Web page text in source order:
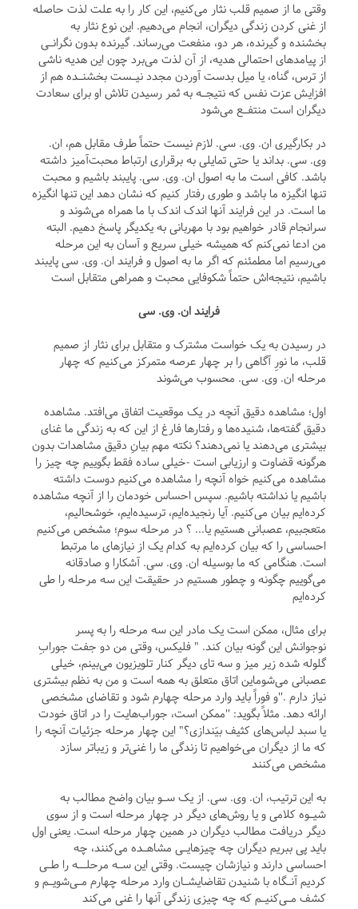
وقتی ما از صمیم قلب نثار می‌کنیم، این کار را به علت لذت حاصله
از غنی کردن زندگی دیگران، انجام می‌دهیم. این نوع نثار به
بخشنده و گیرنده، هر دو، منفعت می‌رساند. گیرنده بدون نگرانـی
از پیامدهای احتمالی هدیه، از آن لذت می‌برد چون این هدیه ناشی
از ترس، گناه، یا میل بدست آوردن مجدد نیـست بخشنـده هم از
افزایش عزت نفس که نتیجـه به ثمر رسیدن تلاش او برای سعادت
دیگران است منتفـع می‌شود
در بکارگیری ان. وی. سی. لازم نیست حتماً طرف مقابل هم، ان.
وی. سی. بداند یا حتی تمایلی به برقراری ارتباط محبت‌آمیز داشته
باشد. کافی است ما به اصول ان. وی. سی. پایبند باشیم و محبت
تنها انگیزه ما باشد و طوری رفتار کنیم که نشان دهد این تنها انگیزه
ما است. در این فرایند آنها اندک اندک با ما همراه می‌شوند و
سرانجام قادر خواهیم بود با مهربانی به یکدیگر پاسخ دهیم. البته
من ادعا نمی‌کنم که همیشه خیلی سریع و آسان به این مرحله
می‌رسیم اما مطمئنم که اگر ما به اصول و فرایند ان. وی. سی پایبند
باشیم، نتیجه‌اش حتماً شکوفایی محبت و همراهی متقابل است
فرایند ان. وی. سی
در رسیدن به یک خواست مشترک و متقابل برای نثار از صمیم
قلب، ما نورِ آگاهی را بر چهار عرصه متمرکز می‌کنیم که چهار
مرحله ان. وی. سی. محسوب می‌شوند
اول؛ مشاهده دقیق آنچه در یک موقعیت اتفاق می‌افتد. مشاهده
دقیق گفته‌ها، شنیده‌ها و رفتارها فارغ از این که به زندگی ما غنای
بیشتری می‌دهند یا نمی‌دهند؟ نکته مهم بیانِ دقیق مشاهدات بدون
هرگونه قضاوت و ارزیابی است -خیلی ساده فقط بگوییم چه چیز را
مشاهده می‌کنیم خواه آنچه را مشاهده می‌کنیم دوست داشته
باشیم یا نداشته باشیم. سپس احساس خودمان را از آنچه مشاهده
کرده‌ایم بیان می‌کنیم. آیا رنجیده‌ایم، ترسیده‌ایم، خوشحالیم،
متعجبیم، عصبانی هستیم یا... ؟ در مرحله سوم؛ مشخص می‌کنیم
احساسی را که بیان کرده‌ایم به کدام یک از نیازهای ما مرتبط
است. هنگامی که ما بوسیله ان. وی. سی. آشکارا و صادقانه
می‌گوییم چگونه و چطور هستیم در حقیقت این سه مرحله را طی
کرده‌ایم
برای مثال، ممکن است یک مادر این سه مرحله را به پسر
نوجوانش این گونه بیان کند. " فلیکس، وقتی من دو جفت جورابِ
گلوله شده زیر میز و سه تای دیگر کنار تلویزیون می‌بینم، خیلی
عصبانی می‌شوماین اتاق متعلق به همه است و من به نظم بیشتری
نیاز دارم .''و فوراً باید وارد مرحله چهارم شود و تقاضای مشخصی
ارائه دهد. مثلاً بگوید: ''ممکن است، جوراب‌هایت را در اتاق خودت
یا سبد لباس‌های کثیف بیَندازی؟" این چهار مرحله جزئیات آنچه را
که ما از دیگران می‌خواهیم تا زندگی ما را غنی‌تر و زیباتر سازد
مشخص می‌کنند
به این ترتیب، ان. وی. سی. از یک سـو بیان واضح مطالب به
شیـوه کلامی و یا روش‌های دیگر در چهار مرحله است و از سوی
دیگر دریافت مطالب دیگران در همین چهار مرحله است. یعنی اول
باید پی ببریم دیگران چه چیزهایـی مشاهـده می‌کنند، چه
احساسی دارند و نیازشان چیست. وقتی این سـه مرحلــه را طـی
کردیم آنـگاه با شنیدن تقاضایشـان وارد مرحله چهارم مـی‌شویـم و
کشف مـی‌کنیـم که چه چیزی زندگی آنها را غنی می‌کند